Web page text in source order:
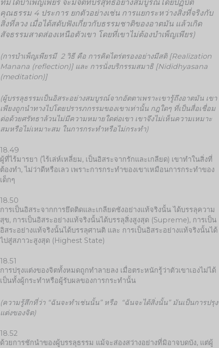
ที่มิได้บำเพ็ญเพียร จะมีจิตที่บริสุทธิ์อย่างสมบูรณ์โดยปฏิบัติ
คุณธรรม 4 ประการ ยกตัวอย่างเช่น การแยกระหว่างสิ่งที่จริงกับ
สิ่งที่ลวง เมื่อได้สดับฟังเกี่ยวกับธรรมชาติของอาตมัน แล้วเกิด
สัจธรรมสาดส่องเหนือตัวเขา โดยที่เขาไม่ต้องบำเพ็ญเพียร)
(การบำเพ็ญเพียรมี 2 วิธี คือ การคิดไตร่ตรองอย่างมีสติ [Realization
Manana (reflection)] และ การนั่งบริกรรมสมาธิ [Nididhyasana
(meditation)]
(ผู้บรรลุธรรมเป็นอิสระอย่างสมบูรณ์จากอัตตาเพราะเขารู้ถึงอาตมัน เขา
เพียงถูกนำทางไปโดยปรารภกรรมของเขาเท่านั้น กฎใดๆ ที่เป็นสื่อเชื่อม
ต่อด้วยศรัทธาล้วนไม่มีความหมายใดต่อเขา เขาจึงไม่เห็นความเหมาะ
สมหรือไม่เหมาะสม ในการกระทำหรือไม่กระทำ)
18.49
ผู้ที่ไร้มารยา (ไร้เล่ห์เหลี่ยม, เป็นอิสระจากรักและเกลียด) เขาทำในสิ่งที่
ต้องทำ, ไม่ว่าดีหรือเลว เพราะการกระทำของเขาเหมือนการกระทำของ
เด็กๆ
18.50
การเป็นอิสระจากการยึดติดและเกลียดชังอย่างแท้จริงนั้น ได้บรรลุความ
สุข, การเป็นอิสระอย่างแท้จริงนั้นได้บรรลุสิ่งสูงสุด (Supreme), การเป็น
อิสระอย่างแท้จริงนั้นได้บรรลุศานติ และ การเป็นอิสระอย่างแท้จริงนั้นได้
ไปสู่สภาวะสูงสุด (Highest State)
18.51
การปรุงแต่งของจิตทั้งหมดถูกทำลายลง เมื่อตระหนักรู้ว่าตัวเขาเองไม่ได้
เป็นทั้งผู้กระทำหรือผู้รับผลของการกระทำนั้น
(ความรู้สึกที่ว่า “ฉันจะทำเช่นนั้น” หรือ “ฉันจะได้สิ่งนั้น” มันเป็นการปรุง
แต่งของจิต)
18.52
ด้วยการชักนำของผู้บรรลุธรรม แม้จะส่องสว่างอย่างที่มิอาจบดบัง, แต่ผู้